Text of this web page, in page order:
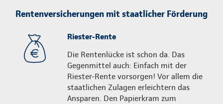
Rentenversicherungen mit staatlicher Förderung
Riester-Rente
Die Rentenlücke ist schon da. Das
Gegenmittel auch: Einfach mit der
Riester-Rente vorsorgen! Vor allem die
staatlichen Zulagen erleichtern das
Ansparen. Den Papierkram zum